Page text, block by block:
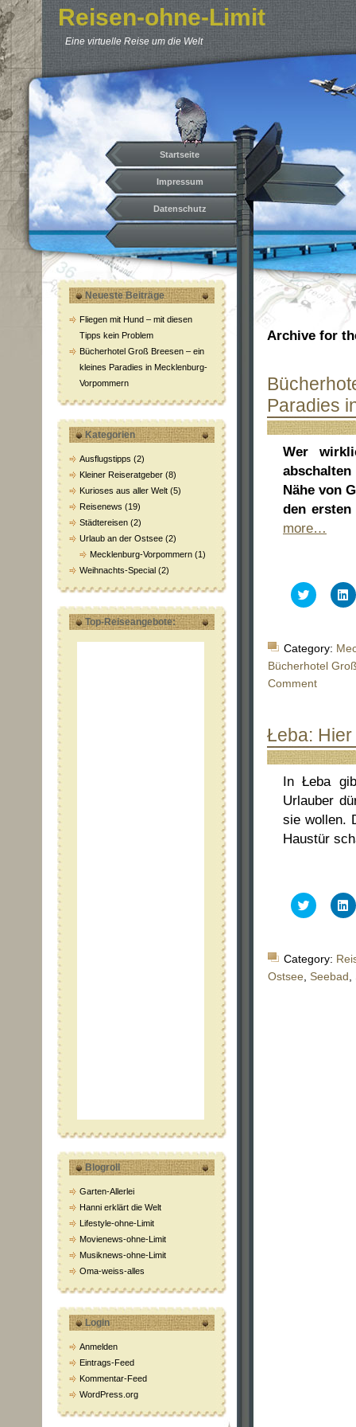
Reisen-ohne-Limit
Eine virtuelle Reise um die Welt
Startseite
Impressum
Datenschutz
Neueste Beiträge
Fliegen mit Hund – mit diesen
Tipps kein Problem
Bücherhotel Groß Breesen – ein
kleines Paradies in Mecklenburg-
Vorpommern
Kategorien
Ausflugstipps (2)
Kleiner Reiseratgeber (8)
Kurioses aus aller Welt (5)
Reisenews (19)
Städtereisen (2)
Urlaub an der Ostsee (2)
Mecklenburg-Vorpommern (1)
Weihnachts-Special (2)
Top-Reiseangebote:
Blogroll
Garten-Allerlei
Hanni erklärt die Welt
Lifestyle-ohne-Limit
Movienews-ohne-Limit
Musiknews-ohne-Limit
Oma-weiss-alles
Login
Anmelden
Eintrags-Feed
Kommentar-Feed
WordPress.org
Archive for
Paradies
Wer
Nähe von
den
more…
Klick,
um
teilen
(Wird
in
Fenster
Category:
Bücherhotel
Comment
Łeba: Hier
In Łeba
Urlauber
sie wollen.
Haustür
Klick,
um
teilen
(Wird
in
Category:
Ostsee
Seebad